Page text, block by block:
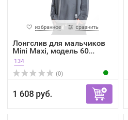
избранное сравнить
Лонгслив для мальчиков
Mini Maxi, модель 60...
134
(0)
1 608 руб.